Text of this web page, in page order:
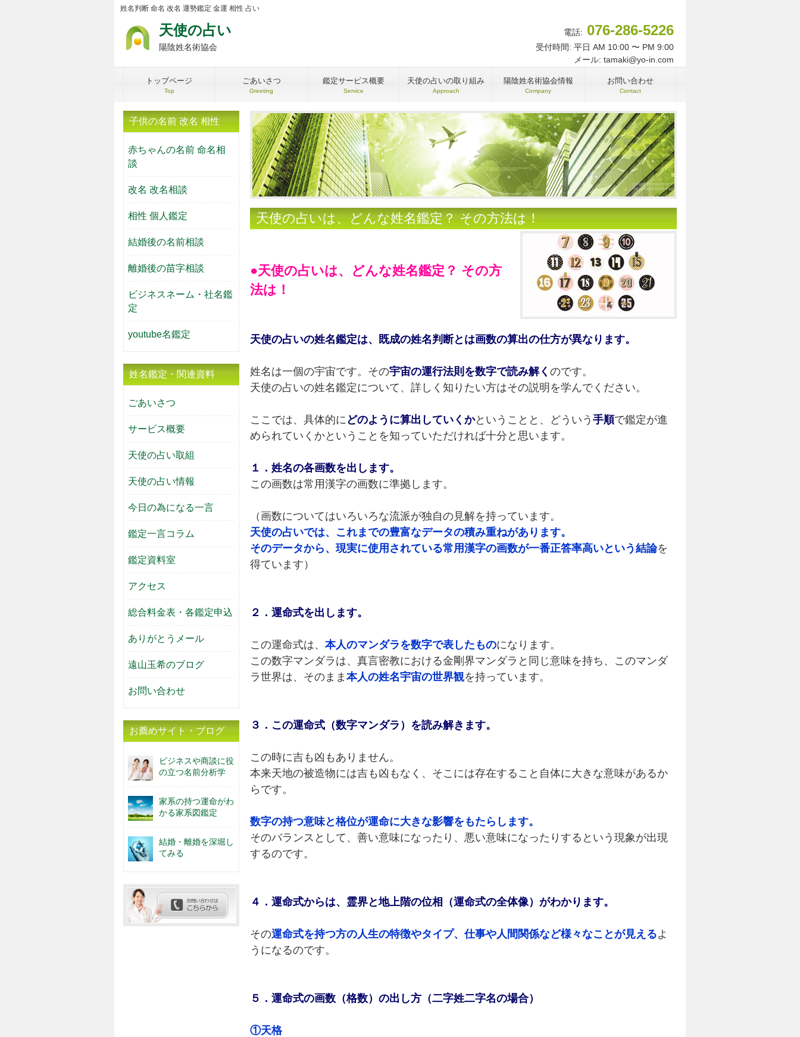
姓名判断 命名 改名 運勢鑑定 金運 相性 占い
天使の占い
陽陰姓名術協会
電話: 076-286-5226
受付時間: 平日 AM 10:00 〜 PM 9:00
メール: tamaki@yo-in.com
トップページ
Top
ごあいさつ
Greeting
鑑定サービス概要
Service
天使の占いの取り組み
Approach
陽陰姓名術協会情報
Company
お問い合わせ
Contact
天使の占いは、どんな姓名鑑定？ その方法は！
●天使の占いは、どんな姓名鑑定？ その方
法は！
天使の占いの姓名鑑定は、既成の姓名判断とは画数の算出の仕方が異なります。
姓名は一個の宇宙です。その宇宙の運行法則を数字で読み解く のです。
天使の占いの姓名鑑定について、詳しく知りたい方はその説明を学んでください。
ここでは、具体的にどのように算出していくかということと、どういう 手順で鑑定が進
められていくかということを知っていただければ十分と思います。
１．姓名の各画数を出します。
この画数は常用漢字の画数に準拠します。
（画数についてはいろいろな流派が独自の見解を持っています。
天使の占いでは、これまでの豊富なデータの積み重ねがあります。
そのデータから、現実に使用されている常用漢字の画数が一番正答率高いという結論を
得ています）
２．運命式を出します。
この運命式は、 本人のマンダラを数字で表したものになります。
この数字マンダラは、真言密教における金剛界マンダラと同じ意味を持ち、このマンダ
ラ世界は、そのまま 本人の姓名宇宙の世界観を持っています。
３．この運命式（数字マンダラ）を読み解きます。
この時に吉も凶もありません。
本来天地の被造物には吉も凶もなく、そこには存在すること自体に大きな意味があるか
らです。
数字の持つ意味と格位が運命に大きな影響をもたらします。
そのバランスとして、善い意味になったり、悪い意味になったりするという現象が出現
するのです。
４．運命式からは、霊界と地上階の位相（運命式の全体像）がわかります。
その運命式を持つ方の人生の特徴やタイプ、仕事や人間関係など様々なことが見えるよ
うになるのです。
５．運命式の画数（格数）の出し方（二字姓二字名の場合）
①天格
子供の名前 改名 相性
赤ちゃんの名前 命名相
談
改名 改名相談
相性 個人鑑定
結婚後の名前相談
離婚後の苗字相談
ビジネスネーム・社名鑑
定
youtube名鑑定
姓名鑑定・関連資料
ごあいさつ
サービス概要
天使の占い取組
天使の占い情報
今日の為になる一言
鑑定一言コラム
鑑定資料室
アクセス
総合料金表・各鑑定申込
ありがとうメール
遠山玉希のブログ
お問い合わせ
お薦めサイト・ブログ
ビジネスや商談に役
の立つ名前分析学
家系の持つ運命がわ
かる家系図鑑定
結婚・離婚を深堀し
てみる